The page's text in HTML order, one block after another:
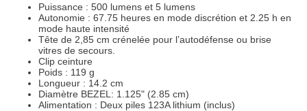
Puissance : 500 lumens et 5 lumens
Autonomie : 67.75 heures en mode discrétion et 2.25 h en
mode haute intensité
Tête de 2,85 cm crénelée pour l’autodéfense ou brise
vitres de secours.
Clip ceinture
Poids : 119 g
Longueur : 14.2 cm
Diamètre BEZEL: 1.125" (2.85 cm)
Alimentation : Deux piles 123A lithium (inclus)